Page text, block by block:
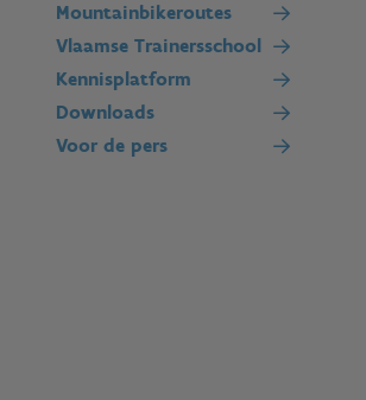
Mountainbikeroutes
Vlaamse Trainersschool
Kennisplatform
Downloads
Voor de pers